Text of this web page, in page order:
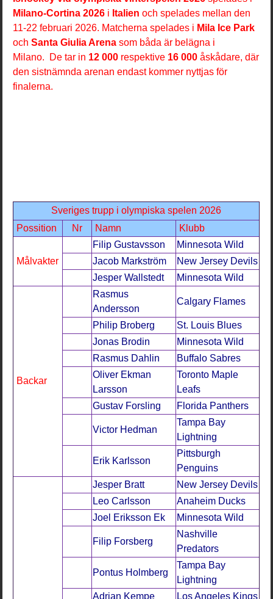
Milano-Cortina 2026 i Italienoch spelades mellan den
11-22 februari 2026. Matcherna spelades i Mila Ice Park
ochSanta Giulia Arenasom båda är belägna i
Milano.
De tar in 12 000 respektive 16 000 åskådare, där
den sistnämnda arenan endast kommer nyttjas för
finalerna.
Sveriges trupp i olympiska spelen 2026
Possition
Nr Namn Klubb
Målvakter
Filip Gustavsson
Minnesota Wild
Jacob Markström
New Jersey Devils
Jesper Wallstedt
Minnesota Wild
Backar
Rasmus
Andersson
Calgary Flames
Philip Broberg
St. Louis Blues
Jonas Brodin
Minnesota Wild
Rasmus Dahlin
Buffalo Sabres
Oliver Ekman
Larsson
Toronto Maple
Leafs
Gustav Forsling
Florida Panthers
Victor Hedman
Tampa Bay
Lightning
Erik Karlsson
Pittsburgh
Penguins
Jesper Bratt
New Jersey Devils
Leo Carlsson
Anaheim Ducks
Joel Eriksson Ek
Minnesota Wild
Filip Forsberg
Nashville
Predators
Pontus Holmberg
Tampa Bay
Lightning
Adrian Kempe
Los Angeles Kings